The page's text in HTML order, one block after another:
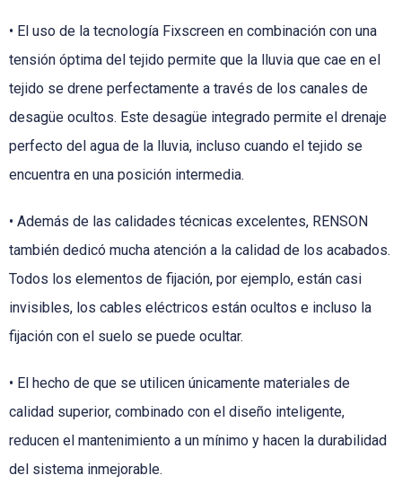
• El uso de la tecnología Fixscreen en combinación con una
tensión óptima del tejido permite que la lluvia que cae en el
tejido se drene perfectamente a través de los canales de
desagüe ocultos. Este desagüe integrado permite el drenaje
perfecto del agua de la lluvia, incluso cuando el tejido se
encuentra en una posición intermedia.
• Además de las calidades técnicas excelentes, RENSON
también dedicó mucha atención a la calidad de los acabados.
Todos los elementos de fijación, por ejemplo, están casi
invisibles, los cables eléctricos están ocultos e incluso la
fijación con el suelo se puede ocultar.
• El hecho de que se utilicen únicamente materiales de
calidad superior, combinado con el diseño inteligente,
reducen el mantenimiento a un mínimo y hacen la durabilidad
del sistema inmejorable.